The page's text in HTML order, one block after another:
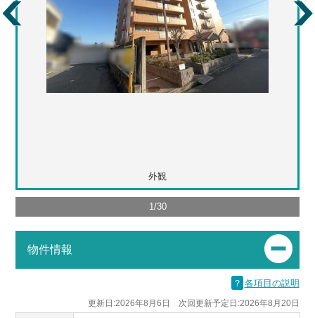
外観
1 /30
物件情報
？ 各項目の説明
更新日:2026年8月6日 次回更新予定日:2026年8月20日